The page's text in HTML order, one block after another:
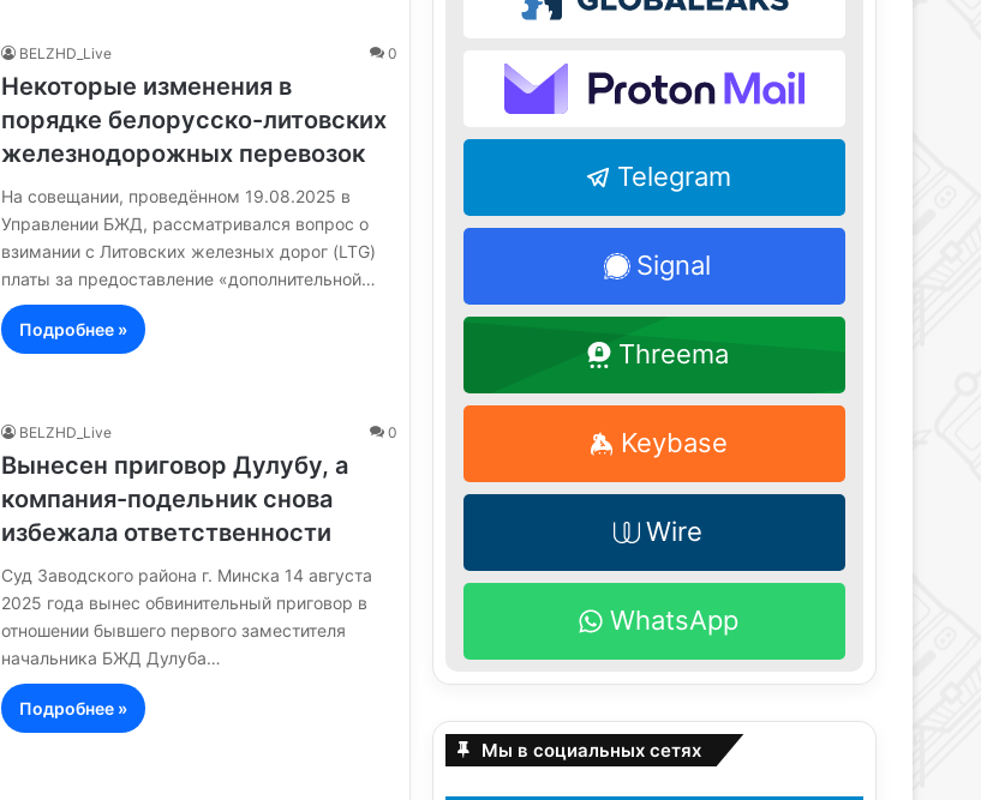
BELZHD_Live 0
Некоторые изменения в
порядке белорусско-литовских
железнодорожных перевозок
На совещании, проведённом 19.08.2025 в
Управлении БЖД, рассматривался вопрос о
взимании с Литовских железных дорог (LTG)
платы за предоставление «дополнительной…
Подробнее »
BELZHD_Live 0
Вынесен приговор Дулубу, а
компания-подельник снова
избежала ответственности
Суд Заводского района г. Минска 14 августа
2025 года вынес обвинительный приговор в
отношении бывшего первого заместителя
начальника БЖД Дулуба…
Подробнее »
Telegram
Signal
Threema
Keybase
Wire
WhatsApp
Мы в социальных сетях